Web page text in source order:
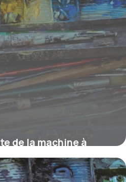
de la machine à
origines au XVIIIe